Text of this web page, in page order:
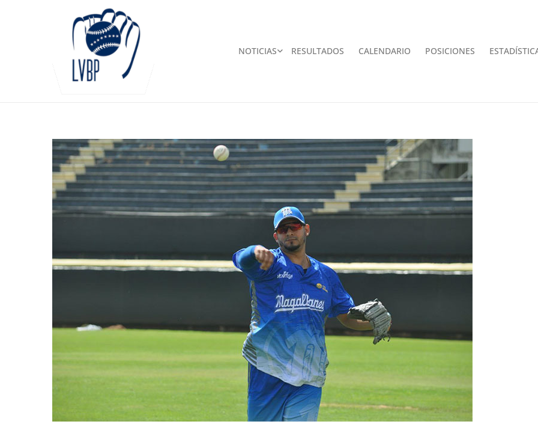
NOTICIAS RESULTADOS CALENDARIO POSICIONES